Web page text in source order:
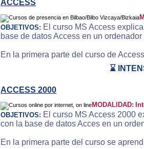
ACCESS
OBJETIVOS: El curso MS Access
base de datos Access en un
En la primera parte del curso de
⌛
ACCESS 2000
MODALIDAD:
OBJETIVOS: El curso MS Access 2000
con la base de datos Acces en un
En la primera parte del curso se